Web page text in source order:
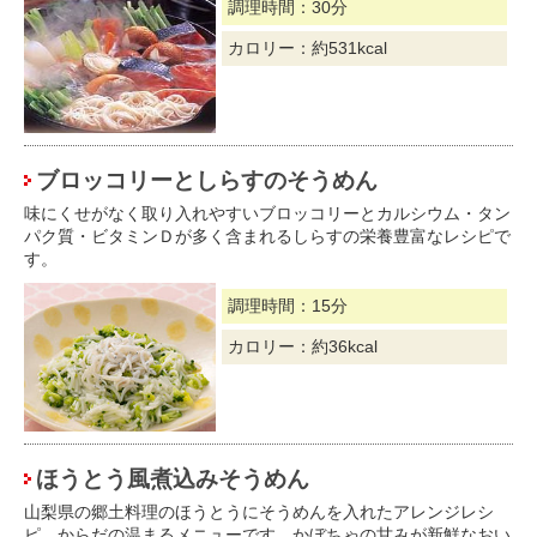
調理時間：30分
カロリー：約531kcal
ブロッコリーとしらすのそうめん
味にくせがなく取り入れやすいブロッコリーとカルシウム・タン
パク質・ビタミンＤが多く含まれるしらすの栄養豊富なレシピで
す。
調理時間：15分
カロリー：約36kcal
ほうとう風煮込みそうめん
山梨県の郷土料理のほうとうにそうめんを入れたアレンジレシ